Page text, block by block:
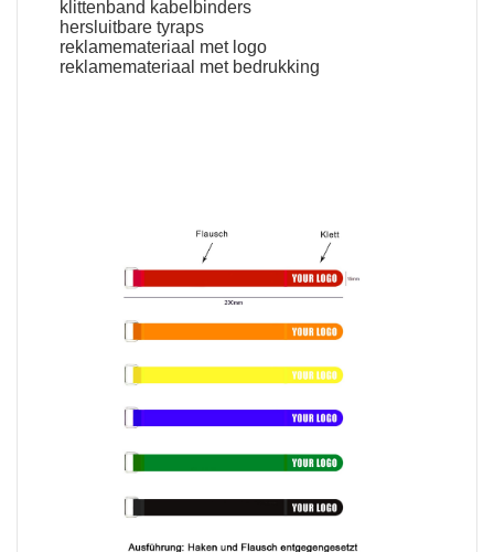
klittenband kabelbinders
hersluitbare tyraps
reklamemateriaal met logo
reklamemateriaal met bedrukking